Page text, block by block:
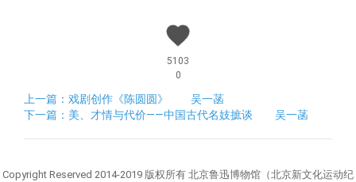
5103
0
上一篇：戏剧创作《陈圆圆》 吴一菡
下一篇：美、才情与代价——中国古代名妓摭谈 吴一菡
Copyright Reserved 2014-2019 版权所有 北京鲁迅博物馆（北京新文化运动纪